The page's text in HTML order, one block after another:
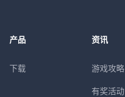
产品
下载
资讯
游戏攻略
有奖活动